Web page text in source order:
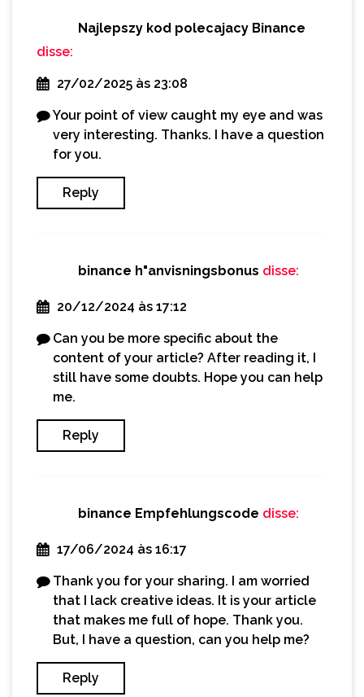
Najlepszy kod polecajacy Binance
disse:
27/02/2025 às 23:08
Your point of view caught my eye and was
very interesting. Thanks. I have a question
for you.
Reply
binance h"anvisningsbonus disse:
20/12/2024 às 17:12
Can you be more specific about the
content of your article? After reading it, I
still have some doubts. Hope you can help
me.
Reply
binance Empfehlungscode disse:
17/06/2024 às 16:17
Thank you for your sharing. I am worried
that I lack creative ideas. It is your article
that makes me full of hope. Thank you.
But, I have a question, can you help me?
Reply